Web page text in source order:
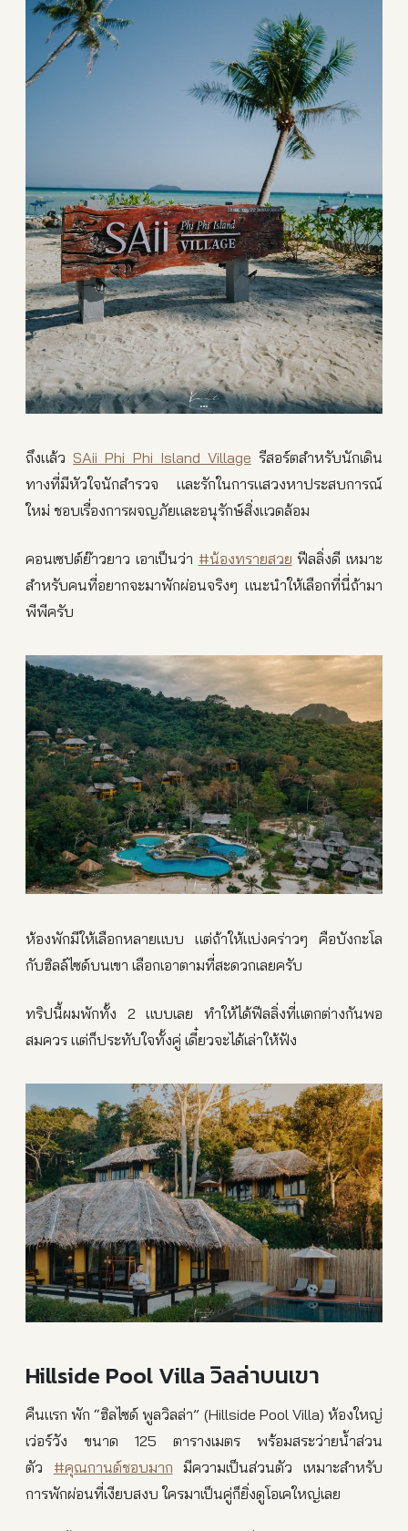
ถึงแล้วSAii Phi Phi Island Village รีสอร์ตสำหรับนักเดิน
ทางที่มีหัวใจนักสำรวจ และรักในการแสวงหาประสบการณ์
ใหม่ ชอบเรื่องการผจญภัยและอนุรักษ์สิ่งแวดล้อม
คอนเซปต์ย๊าวยาว เอาเป็นว่า #น้องทรายสวย ฟีลลิ่งดี เหมาะ
สำหรับคนที่อยากจะมาพักผ่อนจริงๆ แนะนำให้เลือกที่นี่ถ้ามา
พีพีครับ
ห้องพักมีให้เลือกหลายแบบ แต่ถ้าให้แบ่งคร่าวๆ คือบังกะโล
กับฮิลล์ไซด์บนเขา เลือกเอาตามที่สะดวกเลยครับ
ทริปนี้ผมพักทั้ง 2 แบบเลย ทำให้ได้ฟีลลิ่งที่แตกต่างกันพอ
สมควร แต่ก็ประทับใจทั้งคู่ เดี๋ยวจะได้เล่าให้ฟัง
Hillside Pool Villa วิลล่าบนเขา
คืนแรก พัก “ฮิลไซด์ พูลวิลล่า” (Hillside Pool Villa) ห้องใหญ่
เว่อร์วัง ขนาด 125 ตารางเมตร พร้อมสระว่ายน้ำส่วน
ตัว #คุณกานต์ชอบมาก มีความเป็นส่วนตัว เหมาะสำหรับ
การพักผ่อนที่เงียบสงบ ใครมาเป็นคู่ก็ยิ่งดูโอเคใหญ่เลย